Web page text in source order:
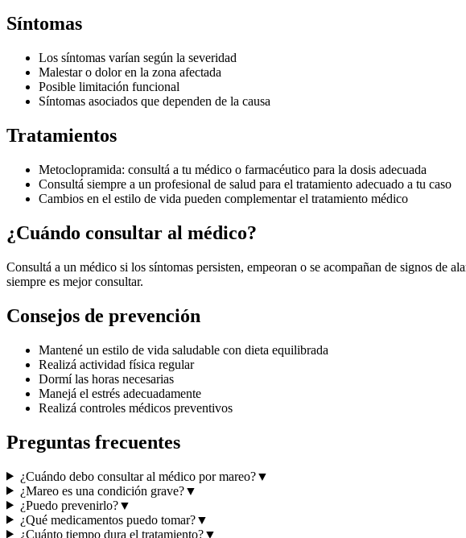
Síntomas
Los síntomas varían según la severidad
Malestar o dolor en la zona afectada
Posible limitación funcional
Síntomas asociados que dependen de la causa
Tratamientos
Metoclopramida: consultá a tu médico o farmacéutico para la dosis adecuada
Consultá siempre a un profesional de salud para el tratamiento adecuado a tu caso
Cambios en el estilo de vida pueden complementar el tratamiento médico
¿Cuándo consultar al médico?
Consultá a un médico si los síntomas persisten, empeoran o se acompañan de signos de
siempre es mejor consultar.
Consejos de prevención
Mantené un estilo de vida saludable con dieta equilibrada
Realizá actividad física regular
Dormí las horas necesarias
Manejá el estrés adecuadamente
Realizá controles médicos preventivos
Preguntas frecuentes
¿Cuándo debo consultar al médico por mareo?▼
¿Mareo es una condición grave?▼
¿Puedo prevenirlo?▼
¿Qué medicamentos puedo tomar?▼
¿Cuánto tiempo dura el tratamiento?▼